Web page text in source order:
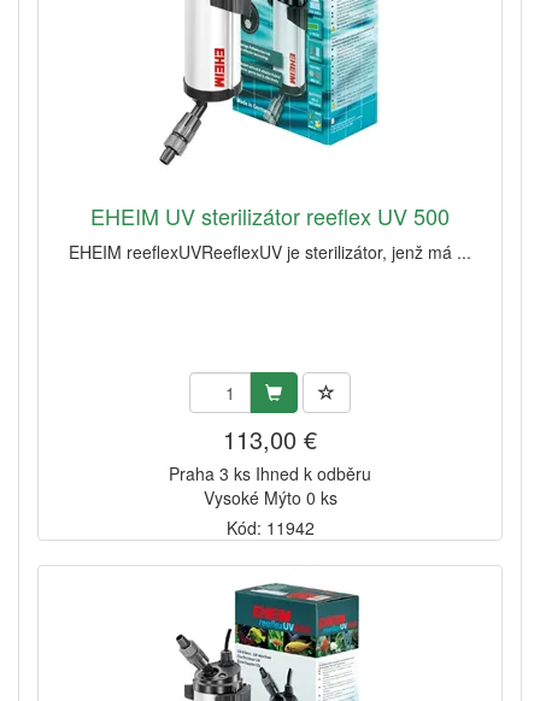
EHEIM UV sterilizátor reeflex UV 500
EHEIM reeflexUVReeflexUV je sterilizátor, jenž má ...
113,00 €
Praha 3 ks Ihned k odběru
Vysoké Mýto 0 ks
Kód: 11942